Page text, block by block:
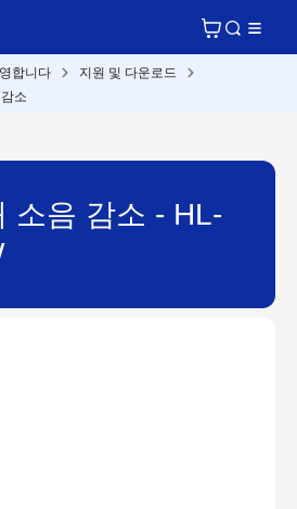
합니다
지원 및 다운로드
소
소음 감소 - HL-